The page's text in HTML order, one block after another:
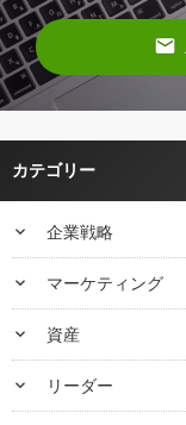
email
カテゴリー
keyboard_arrow_down 企業戦略
keyboard_arrow_down マーケティング
keyboard_arrow_down 資産
keyboard_arrow_down リーダー